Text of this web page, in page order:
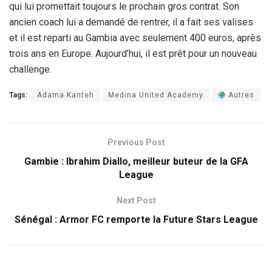
qui lui promettait toujours le prochain gros contrat. Son
ancien coach lui a demandé de rentrer, il a fait ses valises
et il est reparti au Gambia avec seulement 400 euros, après
trois ans en Europe. Aujourd’hui, il est prêt pour un nouveau
challenge.
Tags: Adama Kanteh Medina United Academy Autres
Previous Post
Gambie : Ibrahim Diallo, meilleur buteur de la GFA
League
Next Post
Sénégal : Armor FC remporte la Future Stars League